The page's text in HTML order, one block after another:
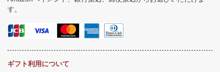
す。
ギフト利用について